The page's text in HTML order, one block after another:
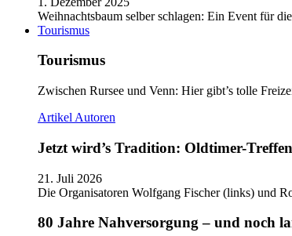
Weihnachtsbaum selber schlagen: Ein Event für
Tourismus
Tourismus
Zwischen Rursee und Venn: Hier gibt’s tolle
Artikel Autoren
Jetzt wird’s Tradition: Oldtimer-
21. Juli 2026
Die Organisatoren Wolfgang Fischer (links) und
80 Jahre Nahversorgung – und noch